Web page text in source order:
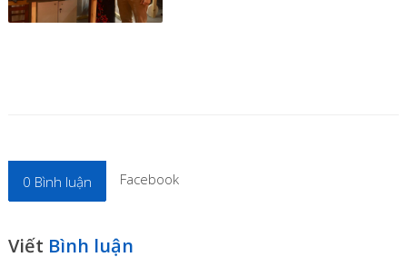
0 Bình luận Facebook
Viết Bình luận